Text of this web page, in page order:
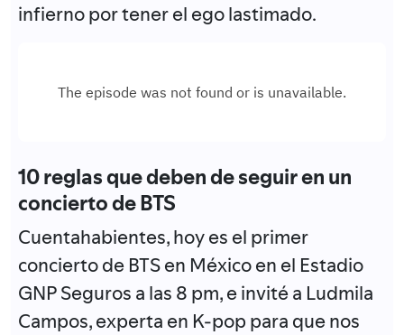
infierno por tener el ego lastimado.
10 reglas que deben de seguir en un
concierto de BTS
Cuentahabientes, hoy es el primer
concierto de BTS en México en el Estadio
GNP Seguros a las 8 pm, e invité a Ludmila
Campos, experta en K-pop para que nos